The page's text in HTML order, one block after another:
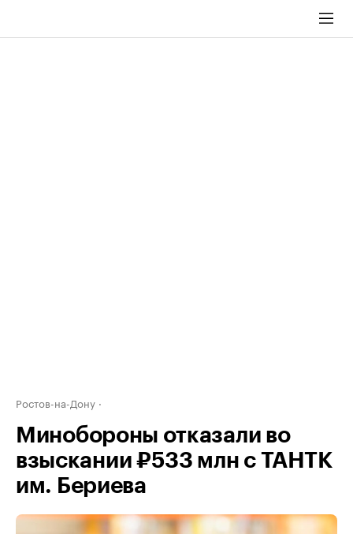
Ростов-на-Дону
Минобороны отказали во
взыскании ₽533 млн с ТАНТК
им. Бериева